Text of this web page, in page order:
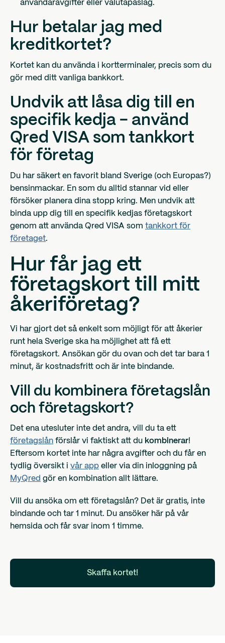
användaravgifter eller valutapåslag.
Hur betalar jag med
kreditkortet?
Kortet kan du använda i kortterminaler, precis som du
gör med ditt vanliga bankkort.
Undvik att låsa dig till en
specifik kedja - använd
Qred VISA som tankkort
för företag
Du har säkert en favorit bland Sverige (och Europas?)
bensinmackar. En som du alltid stannar vid eller
försöker planera dina stopp kring. Men undvik att
binda upp dig till en specifik kedjas företagskort
genom att använda Qred VISA som tankkort för
företaget.
Hur får jag ett
företagskort till mitt
åkeriföretag?
Vi har gjort det så enkelt som möjligt för att åkerier
runt hela Sverige ska ha möjlighet att få ett
företagskort. Ansökan gör du ovan och det tar bara 1
minut, är kostnadsfritt och är inte bindande.
Vill du kombinera företagslån
och företagskort?
Det ena utesluter inte det andra, vill du ta ett
företagslån förslår vi faktiskt att du kombinerar!
Eftersom kortet inte har några avgifter och du får en
tydlig översikt i vår app eller via din inloggning på
MyQred gör en kombination allt lättare.
Vill du ansöka om ett företagslån? Det är gratis, inte
bindande och tar 1 minut. Du ansöker här på vår
hemsida och får svar inom 1 timme.
Skaffa kortet!